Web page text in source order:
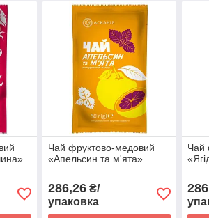
Чай фруктово-медовий
«Апельсин та м'ята»
286,26₴/
упаковка
Чай